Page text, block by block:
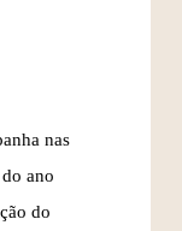
nas
ano
do